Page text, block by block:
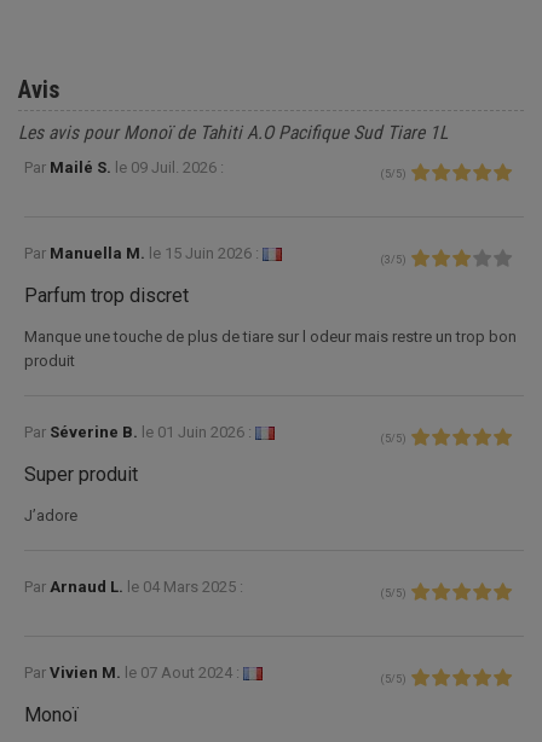
Avis
Les avis pour Monoï de Tahiti A.O Pacifique Sud Tiare 1L
Par Mailé S. le 09 Juil. 2026 : ( 5/ 5)
Par Manuella M. le 15 Juin 2026 : (3 / 5)
Parfum trop discret
Manque une touche de plus de tiare sur l odeur mais restre un trop bon
produit
Par Séverine B. le 01 Juin 2026 : ( 5/ 5)
Super produit
J’adore
Par Arnaud L. le 04 Mars 2025 : ( 5/ 5)
Par Vivien M. le 07 Aout 2024 : ( 5/ 5)
Monoï